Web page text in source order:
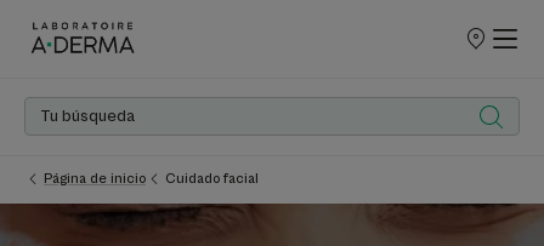
PUNTOS
Página de inicio Cuidado facial